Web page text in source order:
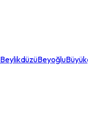
BeylikdüzüBeyoğlu